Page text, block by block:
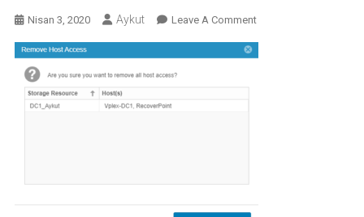
Nisan 3, 2020 Aykut Leave A CommentOn